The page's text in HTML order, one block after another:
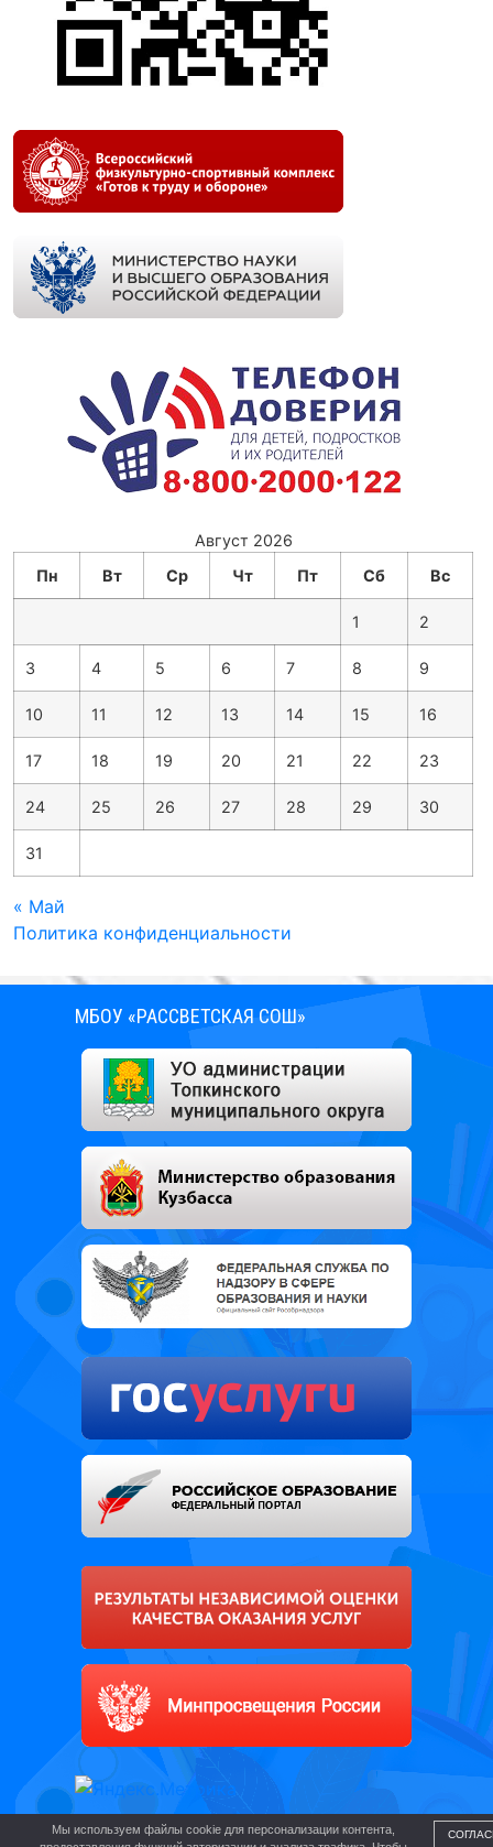
Август 2026
Пн
Вт Ср Чт Пт Сб Вс
1 2
3 4 5 6 7 8 9
10 11 12 13 14 15 16
17 18 19 20 21 22 23
24 25 26 27 28 29 30
31
« Май
Политика конфиденциальности
МБОУ «РАССВЕТСКАЯ СОШ»
Мы используем файлы cookie для персонализации контента,